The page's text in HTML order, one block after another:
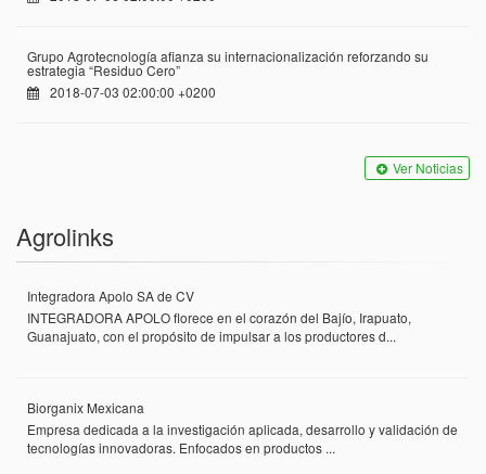
Grupo Agrotecnología afianza su internacionalización reforzando su
estrategia “Residuo Cero”
2018-07-03 02:00:00 +0200
Ver Noticias
Agrolinks
Integradora Apolo SA de CV
INTEGRADORA APOLO florece en el corazón del Bajío, Irapuato,
Guanajuato, con el propósito de impulsar a los productores d...
Biorganix Mexicana
Empresa dedicada a la investigación aplicada, desarrollo y validación de
tecnologías innovadoras. Enfocados en productos ...